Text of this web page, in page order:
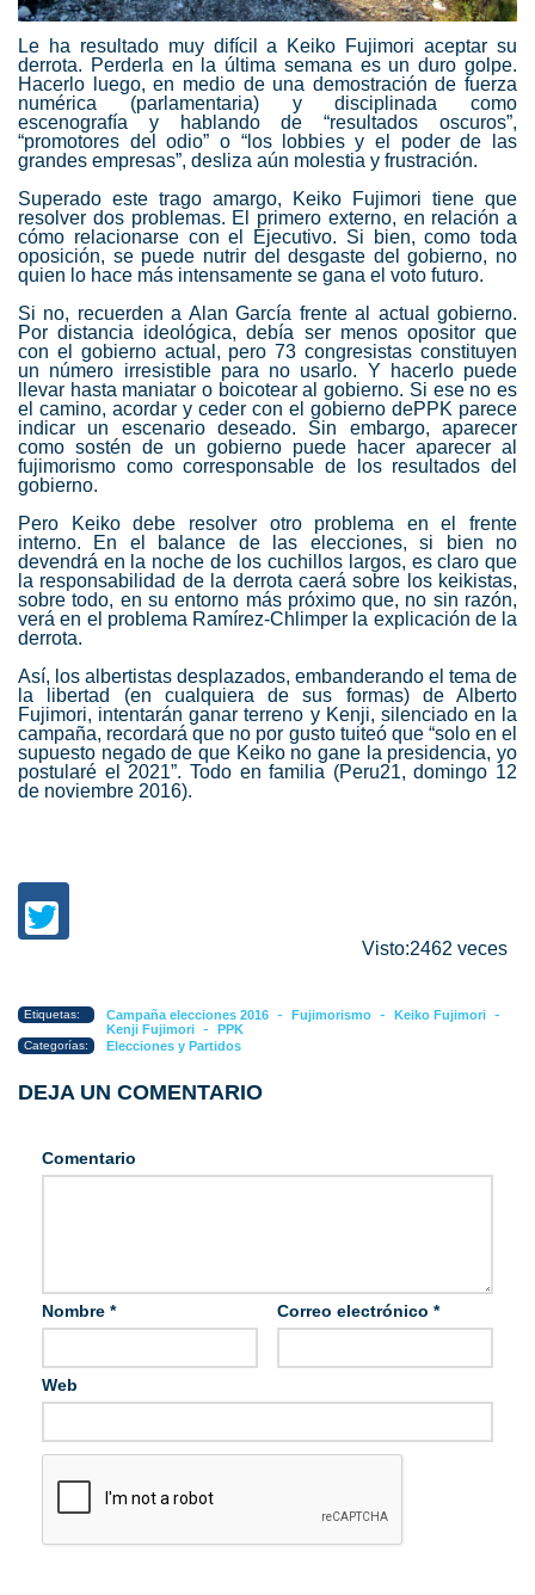
Le ha resultado muy difícil a Keiko Fujimori aceptar su
derrota. Perderla en la última semana es un duro golpe.
Hacerlo luego, en medio de una demostración de fuerza
numérica (parlamentaria) y disciplinada como
escenografía y hablando de “resultados oscuros”,
“promotores del odio” o “los lobbies y el poder de las
grandes empresas”, desliza aún molestia y frustración.
Superado este trago amargo, Keiko Fujimori tiene que
resolver dos problemas. El primero externo, en relación a
cómo relacionarse con el Ejecutivo. Si bien, como toda
oposición, se puede nutrir del desgaste del gobierno, no
quien lo hace más intensamente se gana el voto futuro.
Si no, recuerden a Alan García frente al actual gobierno.
Por distancia ideológica, debía ser menos opositor que
con el gobierno actual, pero 73 congresistas constituyen
un número irresistible para no usarlo. Y hacerlo puede
llevar hasta maniatar o boicotear al gobierno. Si ese no es
el camino, acordar y ceder con el gobierno dePPK parece
indicar un escenario deseado. Sin embargo, aparecer
como sostén de un gobierno puede hacer aparecer al
fujimorismo como corresponsable de los resultados del
gobierno.
Pero Keiko debe resolver otro problema en el frente
interno. En el balance de las elecciones, si bien no
devendrá en la noche de los cuchillos largos, es claro que
la responsabilidad de la derrota caerá sobre los keikistas,
sobre todo, en su entorno más próximo que, no sin razón,
verá en el problema Ramírez-Chlimper la explicación de la
derrota.
Así, los albertistas desplazados, embanderando el tema de
la libertad (en cualquiera de sus formas) de Alberto
Fujimori, intentarán ganar terreno y Kenji, silenciado en la
campaña, recordará que no por gusto tuiteó que “solo en el
supuesto negado de que Keiko no gane la presidencia, yo
postularé el 2021”. Todo en familia (Peru21, domingo 12
de noviembre 2016).
Visto:2462 veces
Etiquetas: Campaña elecciones 2016 - Fujimorismo - Keiko Fujimori -
Kenji Fujimori - PPK
Categorías: Elecciones y Partidos
DEJA UN COMENTARIO
Comentario
Nombre * Correo electrónico *
Web